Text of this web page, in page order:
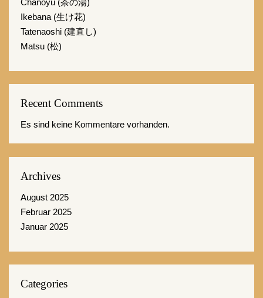
Ikebana (生け花)
Tatenaoshi (建直し)
Matsu (松)
Recent Comments
Es sind keine Kommentare vorhanden.
Archives
August 2025
Februar 2025
Januar 2025
Categories